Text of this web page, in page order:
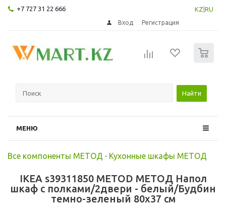
+7 727 31 22 666 KZ RU
Вход Регистрация
Найти
МЕНЮ
Все компоненты МЕТОД - Кухонные шкафы МЕТОД
IKEA s39311850 METOD МЕТОД Напол
шкаф с полками/2двери - белый/Будбин
темно-зеленый 80x37 см